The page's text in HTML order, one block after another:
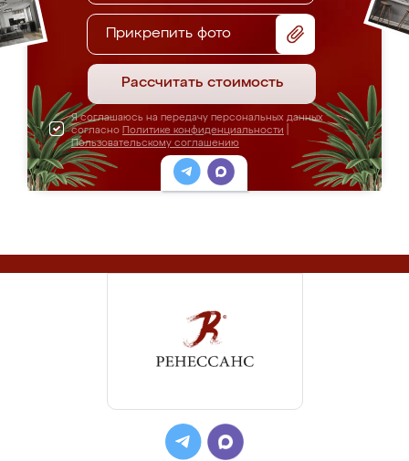
Прикрепить фото
Рассчитать стоимость
Я соглашаюсь на передачу персональных данных
согласно Политике конфиденциальности
Пользовательскому соглашению